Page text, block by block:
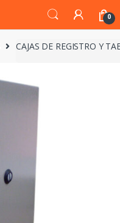
0
CAJAS DE REGISTRO Y